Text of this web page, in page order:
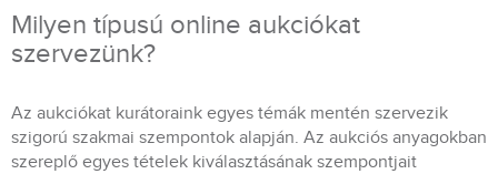
Milyen típusú online aukciókat
szervezünk?
Az aukciókat kurátoraink egyes témák mentén szervezik
szigorú szakmai szempontok alapján. Az aukciós anyagokban
szereplő egyes tételek kiválasztásának szempontjait